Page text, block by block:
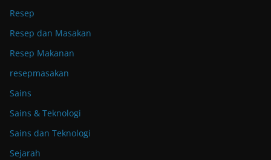
Resep
Resep dan Masakan
Resep Makanan
resepmasakan
Sains
Sains & Teknologi
Sains dan Teknologi
Sejarah